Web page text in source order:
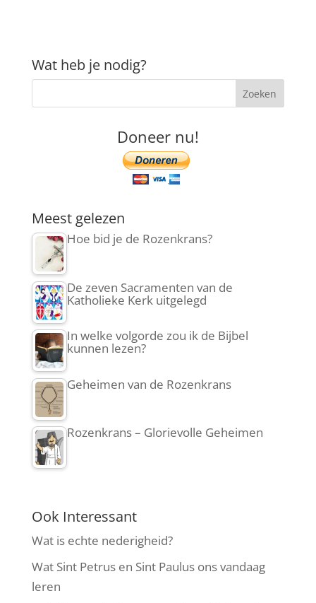
Wat heb je nodig?
Doneer nu!
Meest gelezen
Hoe bid je de Rozenkrans?
De zeven Sacramenten van de
Katholieke Kerk uitgelegd
In welke volgorde zou ik de Bijbel
kunnen lezen?
Geheimen van de Rozenkrans
Rozenkrans – Glorievolle Geheimen
Ook Interessant
Wat is echte nederigheid?
Wat Sint Petrus en Sint Paulus ons vandaag
leren